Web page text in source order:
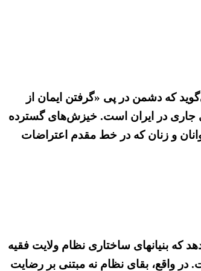
که دشمن در پی «گرفتن ایمان از
جاری در ایران است. خیزش‌های گسترده
به‌ویژه جوانان و زنان که در خط مقدم اعتراضات
که بنیانهای ساختاری نظام ولایت فقیه
در واقع، بقای نظام نه مبتنی بر رضایت